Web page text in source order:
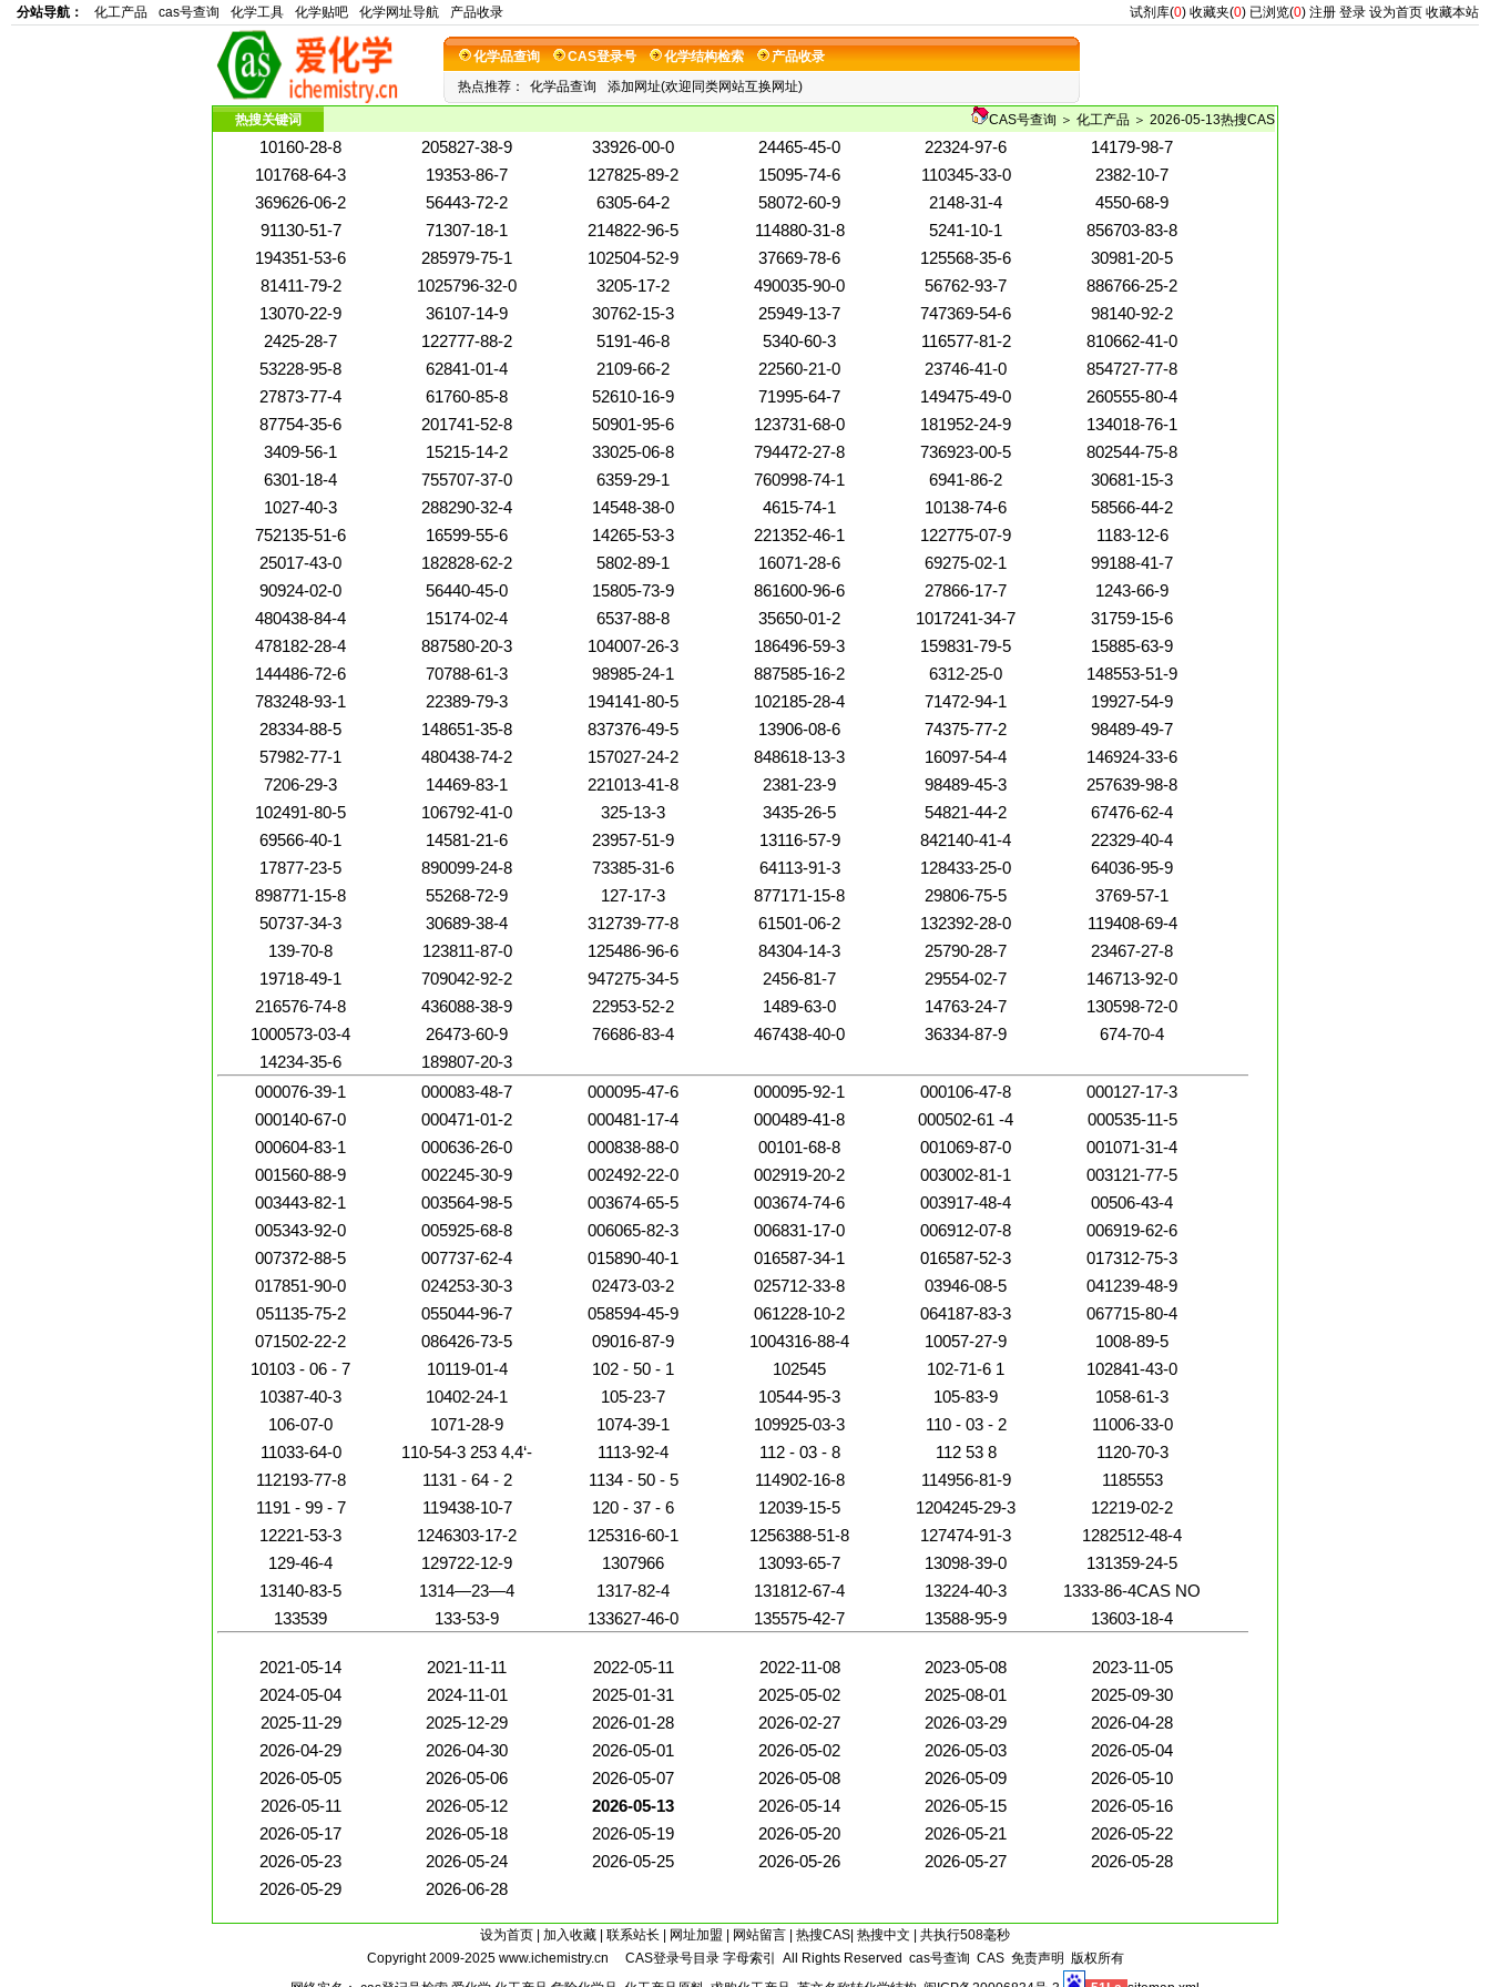
分站导航： 化工产品 cas号查询 化学工具 化学贴吧 化学网址导航 产品收录 试剂库(0) 收藏夹(0) 已浏览(0) 注册 登录 设为首页 收藏本站
化学品查询 CAS登录号 化学结构检索
产品收录
热点推荐：
化学品查询 添加网址(欢迎同类网站互换网址)
热搜关键词 CAS号查询 ＞ 化工产品 ＞ 2026-05-13热搜CAS
10160-28-8 205827-38-9 33926-00-0 24465-45-0 22324-97-6
14179-98-7
101768-64-3
19353-86-7 127825-89-2 15095-74-6 110345-33-0
2382-10-7
369626-06-2
56443-72-2 6305-64-2 58072-60-9 2148-31-4
4550-68-9
91130-51-7
71307-18-1 214822-96-5 114880-31-8 5241-10-1
856703-83-8
194351-53-6
285979-75-1 102504-52-9 37669-78-6 125568-35-6
30981-20-5
81411-79-2
1025796-32-0 3205-17-2 490035-90-0 56762-93-7
886766-25-2
13070-22-9
36107-14-9 30762-15-3 25949-13-7 747369-54-6
98140-92-2
2425-28-7
122777-88-2 5191-46-8 5340-60-3 116577-81-2
810662-41-0
53228-95-8
62841-01-4 2109-66-2 22560-21-0 23746-41-0
854727-77-8
27873-77-4
61760-85-8 52610-16-9 71995-64-7 149475-49-0
260555-80-4
87754-35-6
201741-52-8 50901-95-6 123731-68-0 181952-24-9
134018-76-1
3409-56-1
15215-14-2 33025-06-8 794472-27-8 736923-00-5
802544-75-8
6301-18-4
755707-37-0 6359-29-1 760998-74-1 6941-86-2
30681-15-3
1027-40-3
288290-32-4 14548-38-0 4615-74-1 10138-74-6
58566-44-2
752135-51-6
16599-55-6 14265-53-3 221352-46-1 122775-07-9
1183-12-6
25017-43-0
182828-62-2 5802-89-1 16071-28-6 69275-02-1
99188-41-7
90924-02-0
56440-45-0 15805-73-9 861600-96-6 27866-17-7
1243-66-9
480438-84-4
15174-02-4 6537-88-8 35650-01-2 1017241-34-7
31759-15-6
478182-28-4
887580-20-3 104007-26-3 186496-59-3 159831-79-5
15885-63-9
144486-72-6
70788-61-3 98985-24-1 887585-16-2 6312-25-0
148553-51-9
783248-93-1
22389-79-3 194141-80-5 102185-28-4 71472-94-1
19927-54-9
28334-88-5
148651-35-8 837376-49-5 13906-08-6 74375-77-2
98489-49-7
57982-77-1
480438-74-2 157027-24-2 848618-13-3 16097-54-4
146924-33-6
7206-29-3
14469-83-1 221013-41-8 2381-23-9 98489-45-3
257639-98-8
102491-80-5
106792-41-0 325-13-3 3435-26-5 54821-44-2
67476-62-4
69566-40-1
14581-21-6 23957-51-9 13116-57-9 842140-41-4
22329-40-4
17877-23-5
890099-24-8 73385-31-6 64113-91-3 128433-25-0
64036-95-9
898771-15-8
55268-72-9 127-17-3 877171-15-8 29806-75-5
3769-57-1
50737-34-3
30689-38-4 312739-77-8 61501-06-2 132392-28-0
119408-69-4
139-70-8
123811-87-0 125486-96-6 84304-14-3 25790-28-7
23467-27-8
19718-49-1
709042-92-2 947275-34-5 2456-81-7 29554-02-7
146713-92-0
216576-74-8
436088-38-9 22953-52-2 1489-63-0 14763-24-7
130598-72-0
1000573-03-4
26473-60-9 76686-83-4 467438-40-0 36334-87-9
674-70-4
14234-35-6
189807-20-3
000076-39-1
000083-48-7 000095-47-6 000095-92-1 000106-47-8
000127-17-3
000140-67-0
000471-01-2 000481-17-4 000489-41-8 000502-61 -4
000535-11-5
000604-83-1
000636-26-0 000838-88-0 00101-68-8 001069-87-0
001071-31-4
001560-88-9
002245-30-9 002492-22-0 002919-20-2 003002-81-1
003121-77-5
003443-82-1
003564-98-5 003674-65-5 003674-74-6 003917-48-4
00506-43-4
005343-92-0
005925-68-8 006065-82-3 006831-17-0 006912-07-8
006919-62-6
007372-88-5
007737-62-4 015890-40-1 016587-34-1 016587-52-3
017312-75-3
017851-90-0
024253-30-3 02473-03-2 025712-33-8 03946-08-5
041239-48-9
051135-75-2
055044-96-7 058594-45-9 061228-10-2 064187-83-3
067715-80-4
071502-22-2
086426-73-5 09016-87-9 1004316-88-4 10057-27-9
1008-89-5
10103 - 06 - 7
10119-01-4 102 - 50 - 1 102545 102-71-6 1
102841-43-0
10387-40-3
10402-24-1 105-23-7 10544-95-3 105-83-9
1058-61-3
106-07-0
1071-28-9 1074-39-1 109925-03-3 110 - 03 - 2
11006-33-0
11033-64-0
110-54-3 253 4,4‘-
[2,2,2-三氟-1-(三氟甲
基)亚乙基]二酚及其
盐类
1113-92-4 112 - 03 - 8 112 53 8
1120-70-3
112193-77-8
1131 - 64 - 2 1134 - 50 - 5 114902-16-8 114956-81-9
1185553
1191 - 99 - 7
119438-10-7 120 - 37 - 6 12039-15-5 1204245-29-3
12219-02-2
12221-53-3
1246303-17-2 125316-60-1 1256388-51-8 127474-91-3
1282512-48-4
129-46-4
129722-12-9 1307966 13093-65-7 13098-39-0
131359-24-5
13140-83-5
1314—23—4 1317-82-4 131812-67-4 13224-40-3
1333-86-4CAS NO
133539
133-53-9 133627-46-0 135575-42-7 13588-95-9 13603-18-4
2021-05-14 2021-11-11 2022-05-11 2022-11-08 2023-05-08
2023-11-05
2024-05-04
2024-11-01 2025-01-31 2025-05-02 2025-08-01
2025-09-30
2025-11-29
2025-12-29 2026-01-28 2026-02-27 2026-03-29
2026-04-28
2026-04-29
2026-04-30 2026-05-01 2026-05-02 2026-05-03
2026-05-04
2026-05-05
2026-05-06 2026-05-07 2026-05-08 2026-05-09
2026-05-10
2026-05-11
2026-05-12 2026-05-13 2026-05-14 2026-05-15
2026-05-16
2026-05-17
2026-05-18 2026-05-19 2026-05-20 2026-05-21
2026-05-22
2026-05-23
2026-05-24 2026-05-25 2026-05-26 2026-05-27
2026-05-28
2026-05-29
2026-06-28
设为首页 加入收藏 联系站长 网址加盟 网站留言 热搜CAS 热搜中文 | 共执行508毫秒
Copyright 2009-2025 www.ichemistry.cn CAS登录号目录 字母索引 All Rights Reserved cas号查询 CAS 免责声明 版权所有